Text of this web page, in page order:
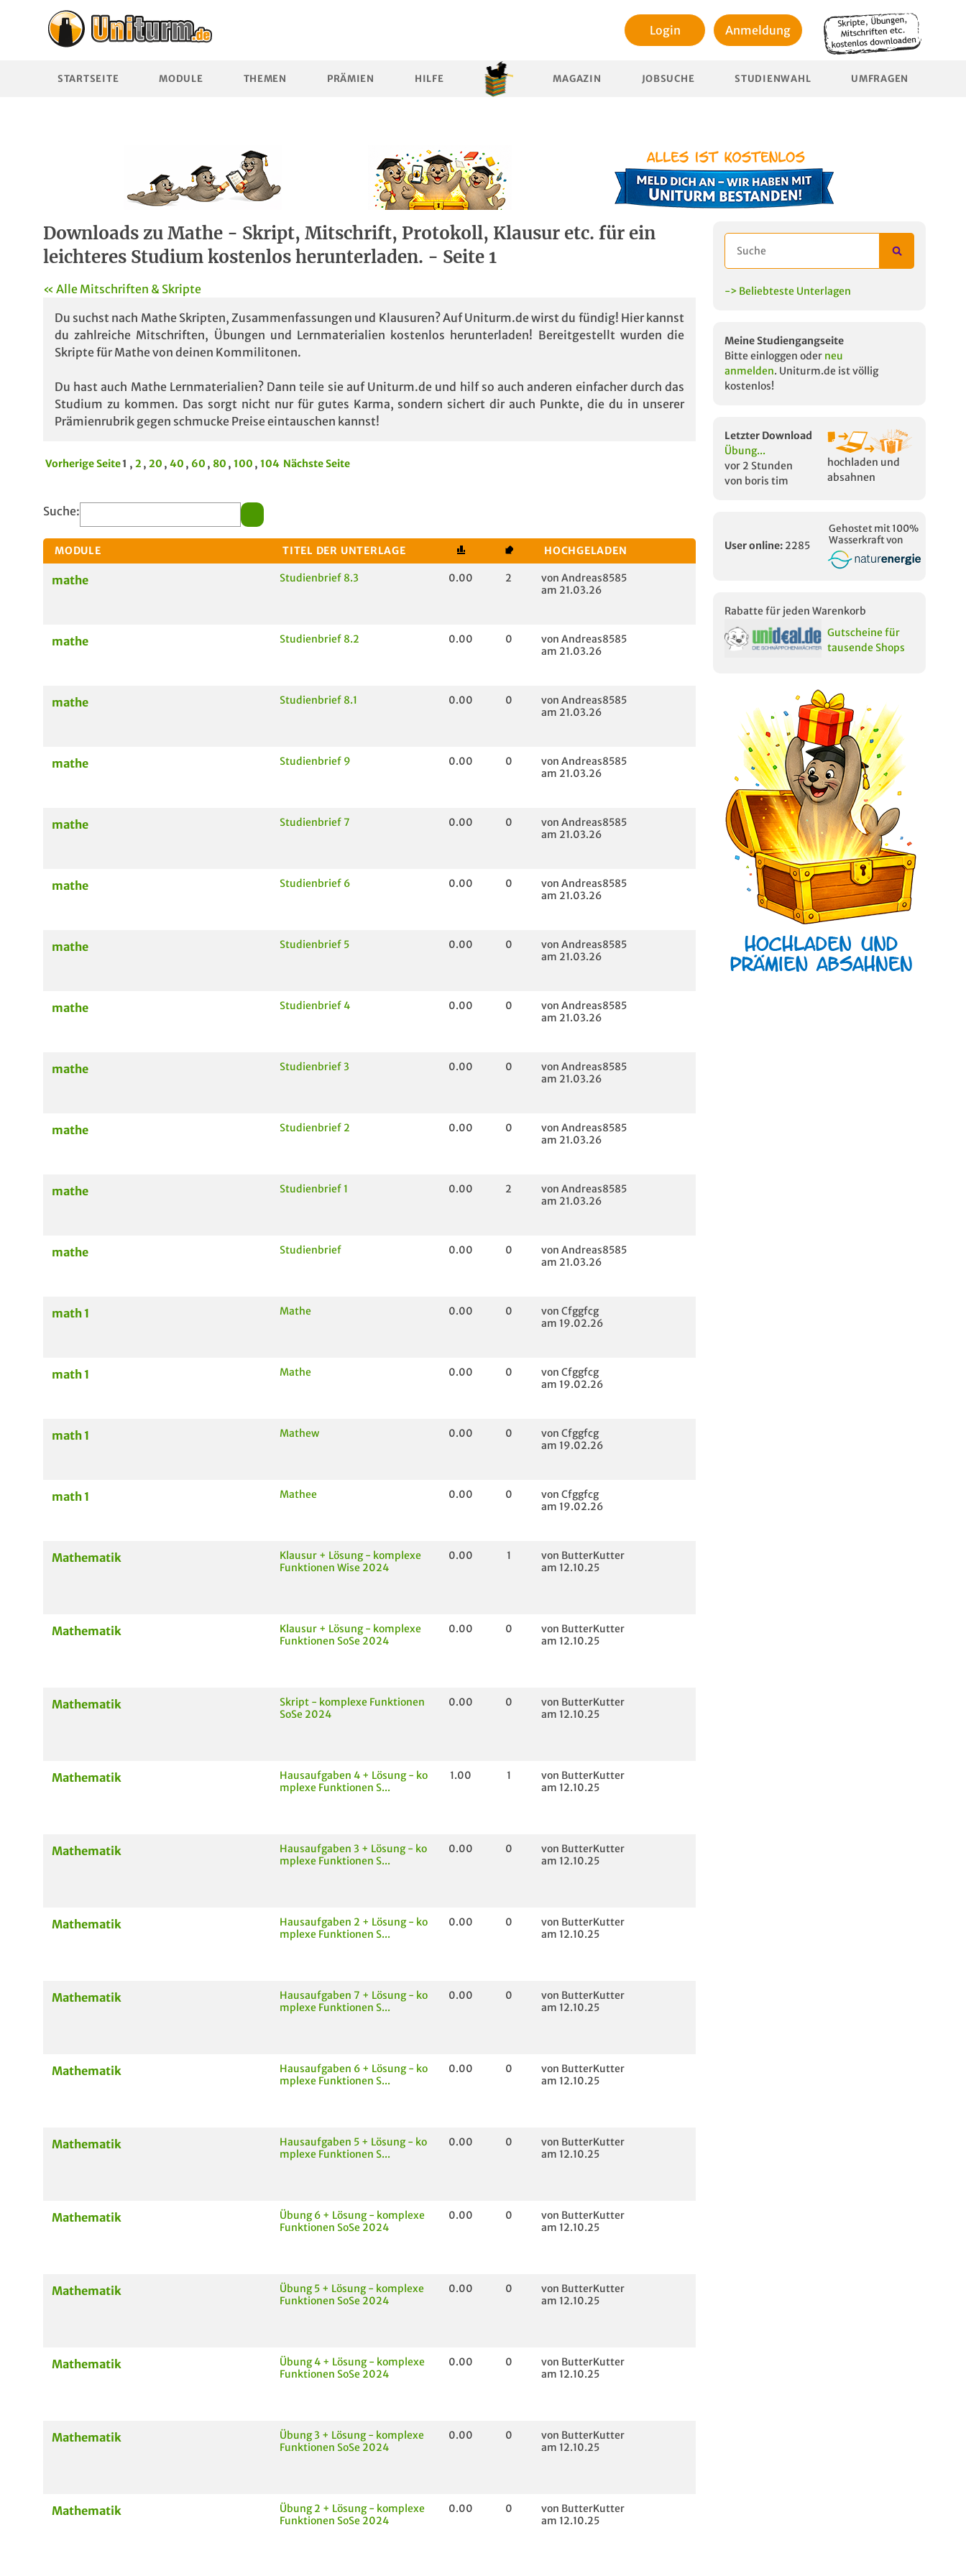
Login Anmeldung
STARTSEITE MODULE THEMEN PRÄMIEN HILFE MAGAZIN JOBSUCHE STUDIENWAHL UMFRAGEN
Downloads zu Mathe - Skript, Mitschrift, Protokoll, Klausur etc. für ein
leichteres Studium kostenlos herunterladen. - Seite 1
« Alle Mitschriften & Skripte
Du suchst nach Mathe Skripten, Zusammenfassungen und Klausuren? Auf Uniturm.de wirst du fündig! Hier kannst
du zahlreiche Mitschriften, Übungen und Lernmaterialien kostenlos herunterladen! Bereitgestellt wurden die
Skripte für Mathe von deinen Kommilitonen.
Du hast auch Mathe Lernmaterialien? Dann teile sie auf Uniturm.de und hilf so auch anderen einfacher durch das
Studium zu kommen. Das sorgt nicht nur für gutes Karma, sondern sichert dir auch Punkte, die du in unserer
Prämienrubrik gegen schmucke Preise eintauschen kannst!
Vorherige Seite1 , 2 , 20 , 40 , 60 , 80 , 100 , 104 Nächste Seite
Suche:
MODULE TITEL DER UNTERLAGE HOCHGELADEN
mathe Studienbrief 8.3 0.00 2
von Andreas8585
am 21.03.26
mathe Studienbrief 8.2 0.00 0
von Andreas8585
am 21.03.26
mathe Studienbrief 8.1 0.00 0
von Andreas8585
am 21.03.26
mathe Studienbrief 9 0.00 0
von Andreas8585
am 21.03.26
mathe Studienbrief 7 0.00 0
von Andreas8585
am 21.03.26
mathe Studienbrief 6 0.00 0
von Andreas8585
am 21.03.26
mathe Studienbrief 5 0.00 0
von Andreas8585
am 21.03.26
mathe Studienbrief 4 0.00 0
von Andreas8585
am 21.03.26
mathe Studienbrief 3 0.00 0
von Andreas8585
am 21.03.26
mathe Studienbrief 2 0.00 0
von Andreas8585
am 21.03.26
mathe Studienbrief 1 0.00 2
von Andreas8585
am 21.03.26
mathe Studienbrief 0.00 0
von Andreas8585
am 21.03.26
math 1 Mathe 0.00 0
von Cfggfcg
am 19.02.26
math 1 Mathe 0.00 0
von Cfggfcg
am 19.02.26
math 1 Mathew 0.00 0
von Cfggfcg
am 19.02.26
math 1 Mathee 0.00 0
von Cfggfcg
am 19.02.26
Mathematik
Klausur + Lösung - komplexe
Funktionen Wise 2024
0.00 1
von ButterKutter
am 12.10.25
Mathematik
Klausur + Lösung - komplexe
Funktionen SoSe 2024
0.00 0
von ButterKutter
am 12.10.25
Mathematik
Skript - komplexe Funktionen
SoSe 2024
0.00 0
von ButterKutter
am 12.10.25
Mathematik
Hausaufgaben 4 + Lösung - ko
mplexe Funktionen S...
1.00 1
von ButterKutter
am 12.10.25
Mathematik
Hausaufgaben 3 + Lösung - ko
mplexe Funktionen S...
0.00 0
von ButterKutter
am 12.10.25
Mathematik
Hausaufgaben 2 + Lösung - ko
mplexe Funktionen S...
0.00 0
von ButterKutter
am 12.10.25
Mathematik
Hausaufgaben 7 + Lösung - ko
mplexe Funktionen S...
0.00 0
von ButterKutter
am 12.10.25
Mathematik
Hausaufgaben 6 + Lösung - ko
mplexe Funktionen S...
0.00 0
von ButterKutter
am 12.10.25
Mathematik
Hausaufgaben 5 + Lösung - ko
mplexe Funktionen S...
0.00 0
von ButterKutter
am 12.10.25
Mathematik
Übung 6 + Lösung - komplexe
Funktionen SoSe 2024
0.00 0
von ButterKutter
am 12.10.25
Mathematik
Übung 5 + Lösung - komplexe
Funktionen SoSe 2024
0.00 0
von ButterKutter
am 12.10.25
Mathematik
Übung 4 + Lösung - komplexe
Funktionen SoSe 2024
0.00 0
von ButterKutter
am 12.10.25
Mathematik
Übung 3 + Lösung - komplexe
Funktionen SoSe 2024
0.00 0
von ButterKutter
am 12.10.25
Mathematik
Übung 2 + Lösung - komplexe
Funktionen SoSe 2024
0.00 0
von ButterKutter
am 12.10.25
-> Beliebteste Unterlagen
Meine Studiengangseite
Bitte einloggen oder neu
anmelden. Uniturm.de ist völlig
kostenlos!
Letzter Download
Übung...
vor 2 Stunden
von boris tim
hochladen und
absahnen
User online: 2285
Gehostet mit 100%
Wasserkraft von
Rabatte für jeden Warenkorb
Gutscheine für
tausende Shops